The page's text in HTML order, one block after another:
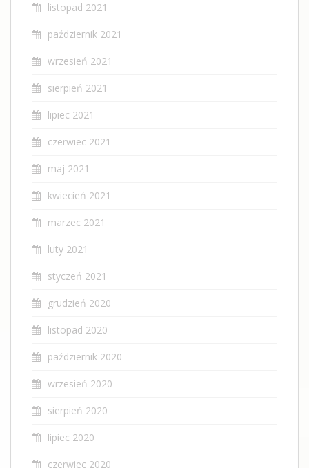
listopad 2021
październik 2021
wrzesień 2021
sierpień 2021
lipiec 2021
czerwiec 2021
maj 2021
kwiecień 2021
marzec 2021
luty 2021
styczeń 2021
grudzień 2020
listopad 2020
październik 2020
wrzesień 2020
sierpień 2020
lipiec 2020
czerwiec 2020